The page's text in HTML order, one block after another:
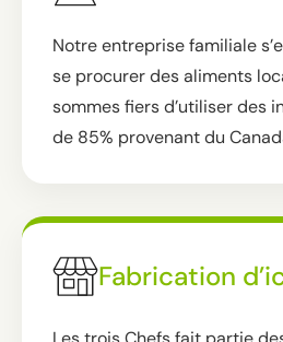
Notre entreprise familiale
se procurer des aliments
sommes fiers d’utiliser des
de 85% provenant du
Fabrication